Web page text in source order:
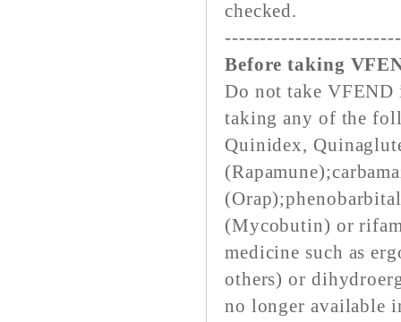
checked.
Before taking
Do not take
taking any of the
Quinidex,
(Mycobutin) or
medicine such as
others) or
no longer available